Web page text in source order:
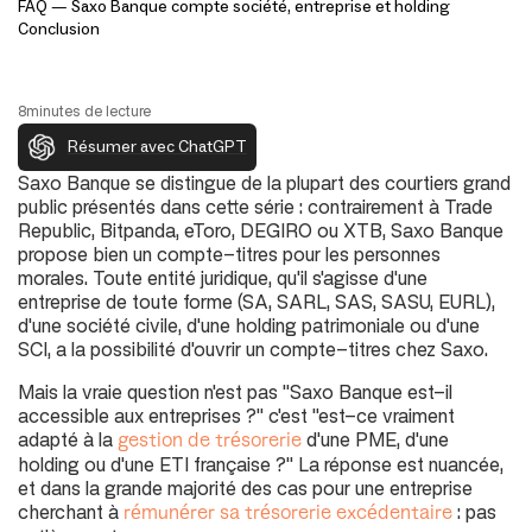
FAQ — Saxo Banque compte société, entreprise et holding
Conclusion
8minutes de lecture
Résumer avec ChatGPT
Saxo Banque se distingue de la plupart des courtiers grand
public présentés dans cette série : contrairement à Trade
Republic, Bitpanda, eToro, DEGIRO ou XTB, Saxo Banque
propose bien un compte-titres pour les personnes
morales. Toute entité juridique, qu'il s'agisse d'une
entreprise de toute forme (SA, SARL, SAS, SASU, EURL),
d'une société civile, d'une holding patrimoniale ou d'une
SCI, a la possibilité d'ouvrir un compte-titres chez Saxo.
Mais la vraie question n'est pas "Saxo Banque est-il
accessible aux entreprises ?" c'est "est-ce vraiment
adapté à la gestion de trésorerie d'une PME, d'une
holding ou d'une ETI française ?" La réponse est nuancée,
et dans la grande majorité des cas pour une entreprise
cherchant à rémunérer sa trésorerie excédentaire : pas